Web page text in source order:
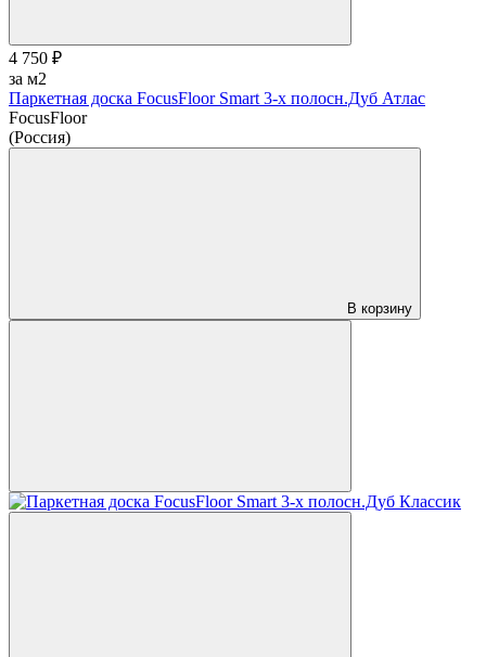
4 750 ₽
за м2
Паркетная доска FocusFloor Smart 3-х полосн.Дуб Атлас
FocusFloor
(Россия)
В корзину